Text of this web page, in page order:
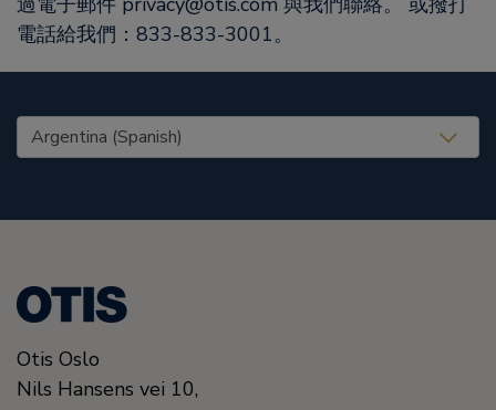
電話給我們：833-833-3001。
United States (EN)
Otis Oslo
Nils Hansens vei 10,